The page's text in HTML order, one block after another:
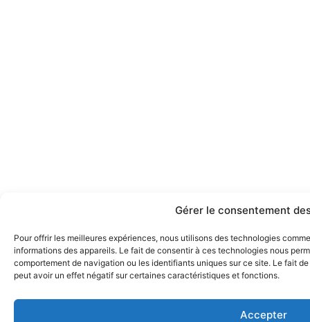
Gérer le consentement
Pour offrir les meilleures expériences, nous utilisons des technologies
informations des appareils. Le fait de consentir à ces technologies nous
comportement de navigation ou les identifiants uniques sur ce site. Le fait
peut avoir un effet négatif sur certaines caractéristiques et fonctions.
Accepter